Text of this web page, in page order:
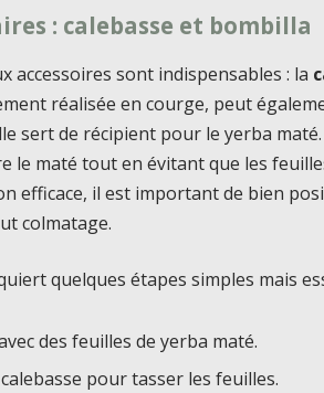
: calebasse et bombilla
accessoires sont indispensables : la
réalisée en courge, peut
sert de récipient pour le yerba
le maté tout en évitant que les
efficace, il est important de bien
colmatage.
quelques étapes simples mais
des feuilles de yerba maté.
pour tasser les feuilles.